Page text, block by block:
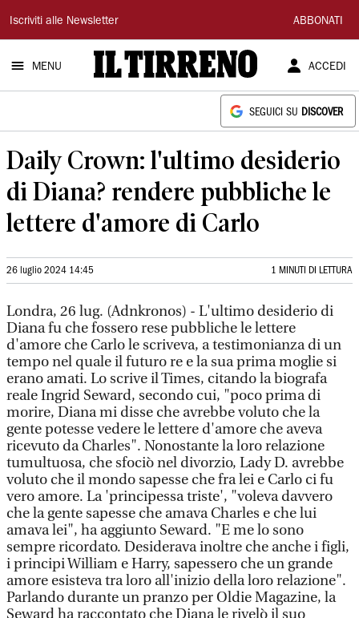
Il
Tirreno
Iscriviti alle Newsletter ABBONATI
MENU ACCEDI
SEGUICI SU DISCOVER
Daily Crown: l'ultimo desiderio
di Diana? rendere pubbliche le
lettere d'amore di Carlo
26 luglio 2024 14:45 1 MINUTI DI LETTURA
Londra, 26 lug. (Adnkronos) - L'ultimo desiderio di
Diana fu che fossero rese pubbliche le lettere
d'amore che Carlo le scriveva, a testimonianza di un
tempo nel quale il futuro re e la sua prima moglie si
erano amati. Lo scrive il Times, citando la biografa
reale Ingrid Seward, secondo cui, "poco prima di
morire, Diana mi disse che avrebbe voluto che la
gente potesse vedere le lettere d'amore che aveva
ricevuto da Charles". Nonostante la loro relazione
tumultuosa, che sfociò nel divorzio, Lady D. avrebbe
voluto che il mondo sapesse che fra lei e Carlo ci fu
vero amore. La 'principessa triste', "voleva davvero
che la gente sapesse che amava Charles e che lui
amava lei", ha aggiunto Seward. "E me lo sono
sempre ricordato. Desiderava inoltre che anche i figli,
i principi William e Harry, sapessero che un grande
amore esisteva tra loro all'inizio della loro relazione".
Parlando durante un pranzo per Oldie Magazine, la
Seward ha raccontato che Diana le rivelò il suo